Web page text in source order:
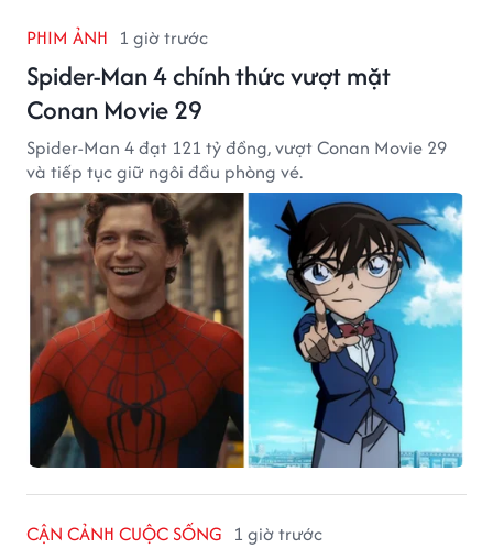
PHIM ẢNH 1 giờ trước
Spider-Man 4 chính thức vượt mặt
Conan Movie 29
Spider-Man 4 đạt 121 tỷ đồng, vượt Conan Movie 29
và tiếp tục giữ ngôi đầu phòng vé.
CẬN CẢNH CUỘC SỐNG 1 giờ trước